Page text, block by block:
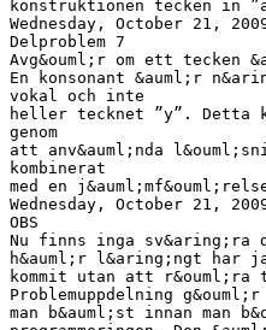
konstruktionen tecken in
Wednesday, October 21,
Delproblem 7
Avg&ouml;r om ett tecken
En konsonant &auml;r
vokal och inte
heller tecknet ”y”. Detta
genom
att anv&auml;nda
kombinerat
med en
Wednesday, October 21,
OBS
Nu finns inga sv&aring;ra
h&auml;r l&aring;ngt har
kommit utan att r&ouml;ra
Problemuppdelning g&ouml;r
man b&auml;st innan man